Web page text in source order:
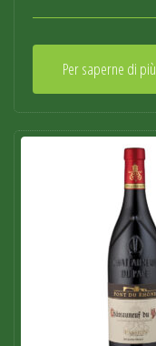
Per saperne di più